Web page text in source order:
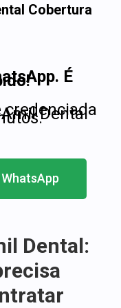
Cobertura
É
credenciada
Dental
Dental: